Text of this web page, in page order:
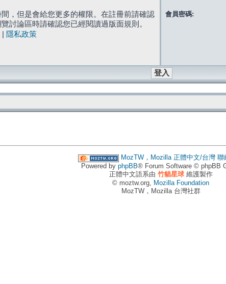
，但是會給您更多的權限。在註冊前請確認
討論區時請確認您已經閱讀過版面規則。
隱私政策
會員密碼:
MozTW，Mozilla 正體中文/台灣 聯
Powered by phpBB® Forum Software © phpBB
正體中文語系由 竹貓星球維護製作
© moztw.org, Mozilla Foundation
MozTW，Mozilla 台灣社群